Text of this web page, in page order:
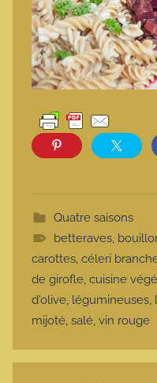
Quatre saisons
betteraves,
carottes, céleri
de girofle, cuisine
d'olive, légumineuses,
mijoté, salé, vin rouge